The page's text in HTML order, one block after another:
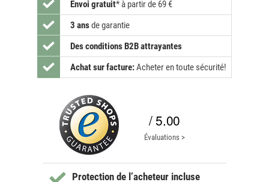
Envoi gratuit* à partir de 69 €
3 ansde garantie
Des conditions B2B attrayantes
Achat sur facture:Acheter en toute sécurité!
/ 5.00
Évaluations >
Protection de l’acheteur incluse